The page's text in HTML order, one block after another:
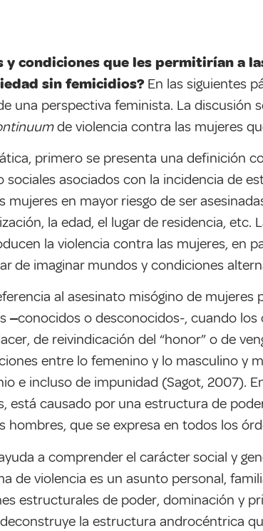
y condiciones que les permitirían a
sin femicidios? En las siguientes
una perspectiva feminista. La
de violencia contra las mujeres
primero se presenta una definición
asociados con la incidencia de
en mayor riesgo de ser
la edad, el lugar de residencia,
la violencia contra las mujeres, en
de imaginar mundos y condiciones
al asesinato misógino de
‒conocidos o desconocidos-, cuando
de reivindicación del “honor” o de
entre lo femenino y lo masculino y
e incluso de impunidad (Sagot, 2007).
está causado por una estructura de
que se expresa en todos los
a comprender el carácter social y
de violencia es un asunto personal,
estructurales de poder, dominación y
la estructura androcéntrica